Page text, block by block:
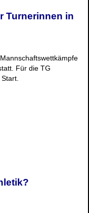
Turnerinnen in
Für die TG